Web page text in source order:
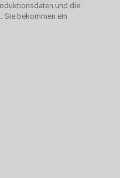
und die
Sie bekommen ein